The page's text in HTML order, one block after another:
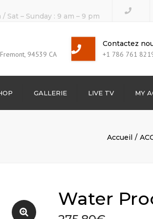
Sat – Sunday : 9 am – 9 pm
94539 CA
Contactez
+1 786 761
GALLERIE LIVE TV MY
Accueil
Water